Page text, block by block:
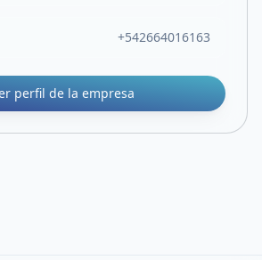
+542664016163
perfil de la empresa